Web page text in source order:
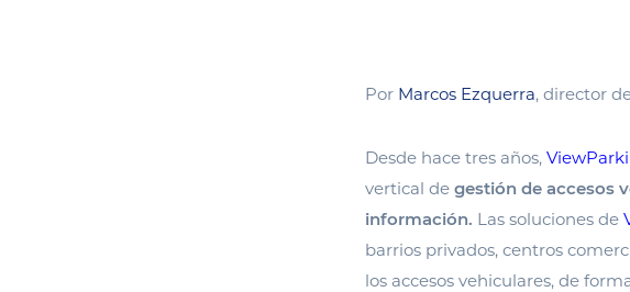
Por Marcos Ezquerra, director
Desde hace tres años,
vertical de gestión de accesos
información. Las soluciones de
barrios privados, centros
los accesos vehiculares, de